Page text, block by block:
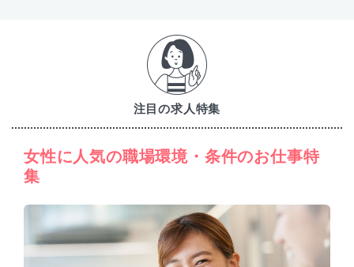
注目の求人特集
女性に人気の職場環境・条件のお仕事特
集